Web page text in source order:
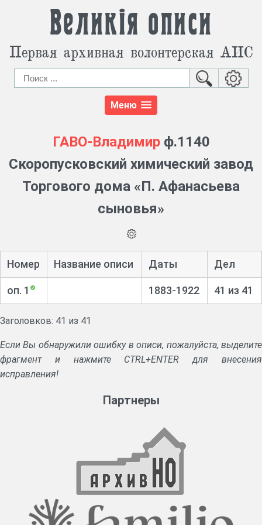
Великія описи
Первая архивная волонтерская АИС
Меню
ГАВО-Владимирф.1140
Скоропусковский химический завод
Торгового дома «П. Афанасьева
сыновья»
Номер Название описи Даты Дел
оп. 1 1883-1922 41 из 41
Заголовков: 41 из 41
Если Вы обнаружили ошибку в описи, пожалуйста, выделите
фрагмент и нажмите CTRL+ENTER для внесения
исправления!
Партнеры